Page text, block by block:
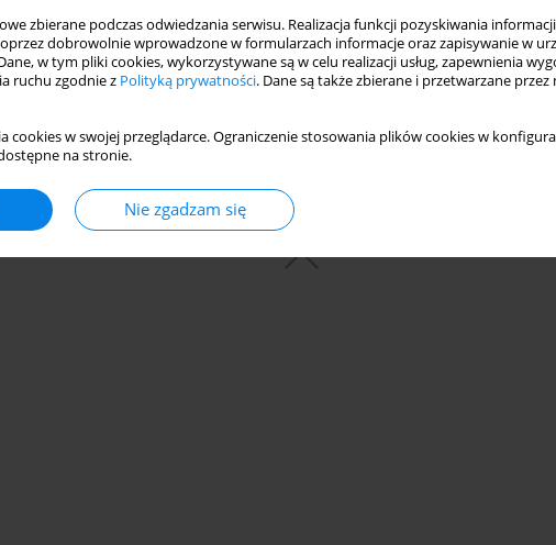
zbierane podczas odwiedzania serwisu. Realizacja funkcji pozyskiwania
dobrowolnie wprowadzone w formularzach informacje oraz zapisywanie w
w tym pliki cookies, wykorzystywane są w celu realizacji usług, zapewnienia
ruchu zgodnie z Polityką prywatności. Dane są także zbierane i przetwarzane
cookies w swojej przeglądarce. Ograniczenie stosowania plików cookies w
na stronie.
Nie zgadzam się
Statystyki
© 2006-2026 Journal hosting platform by